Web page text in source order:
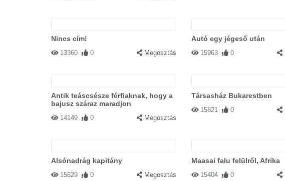
Nincs cím!
13360 0 Megosztás
Autó egy jégeső után
15963 0
Antik teáscsésze férfiaknak, hogy a
bajusz száraz maradjon
14149 0 Megosztás
Társasház Bukarestben
15821 0
Alsónadrág kapitány
15629 0 Megosztás
Maasai falu felülről, Afrika
15404 0